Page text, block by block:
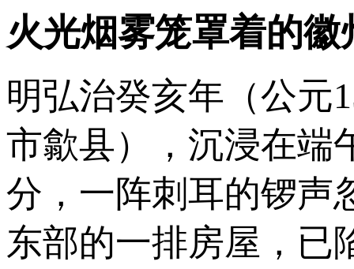
火光烟雾笼罩着的徽
明弘治癸亥年（公元
市歙县），沉浸在端
分，一阵刺耳的锣声
东部的一排房屋，已